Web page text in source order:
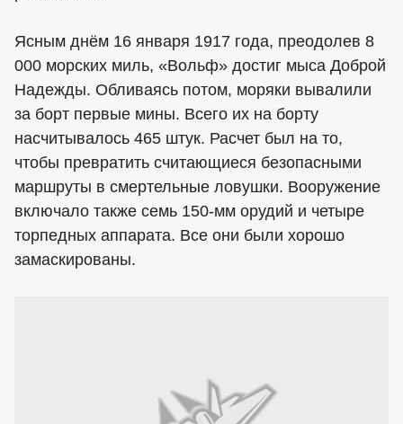
Ясным днём 16 января 1917 года, преодолев 8
000 морских миль, «Вольф» достиг мыса Доброй
Надежды. Обливаясь потом, моряки вывалили
за борт первые мины. Всего их на борту
насчитывалось 465 штук. Расчет был на то,
чтобы превратить считающиеся безопасными
маршруты в смертельные ловушки. Вооружение
включало также семь 150-мм орудий и четыре
торпедных аппарата. Все они были хорошо
замаскированы.